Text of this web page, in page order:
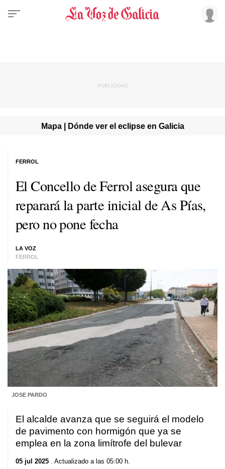
Mapa | Dónde ver el eclipse en Galicia
El Concello de Ferrol asegura que
reparará la parte inicial de As Pías,
pero no pone fecha
LA VOZ
FERROL
FERROL
JOSE PARDO
El alcalde avanza que se seguirá el modelo
de pavimento con hormigón que ya se
emplea en la zona limítrofe del bulevar
05 jul 2025 . Actualizado a las 05:00 h.